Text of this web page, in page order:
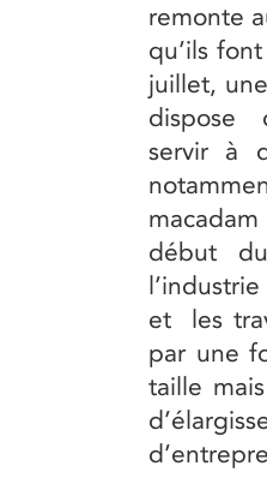
remonte
qu’ils
juillet,
servir à
début
et les
par une
taille